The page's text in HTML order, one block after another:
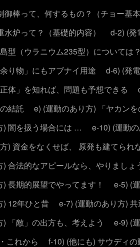
御棒って、何するもの？（チョー基
炉って？（基礎的内容）
d-2) (発
型（ウラニウム235型）については
り物」にもアブナイ用途
d-6) (発
体」を知れば、問題も予想できる
結託
e) (運動のあり方) 「ヤカン
) 闇を扱う場合には …
e-10) (運動
) 資金をなくせば、 原発も建てられ
) 合法的なアピールなら、やりましょ
長期的展望でやってます！
e-5) (
) 12年ひと昔
e-7) (運動のあり方)
「敵」の出方も、考えよう
e-9) (
これから
f-10) (他にも) サウディの